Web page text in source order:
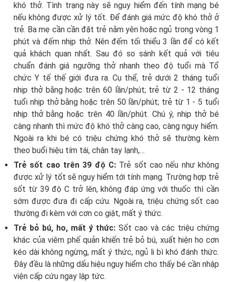
khó thở. Tình trạng này sẽ nguy hiểm đến tính mạng bé
nếu không được xử lý tốt. Để đánh giá mức độ khó thở ở
trẻ. Ba mẹ cần cần đặt trẻ nằm yên hoặc ngủ trong vòng 1
phút và đếm nhịp thở. Nên đếm tối thiểu 3 lần để có kết
quả khách quan nhất. Sau đó so sánh kết quả với tiêu
chuẩn đánh giá ngưỡng thở nhanh theo độ tuổi mà Tổ
chức Y tế thế giới đưa ra. Cụ thể, trẻ dưới 2 tháng tuổi
nhịp thở bằng hoặc trên 60 lần/phút; trẻ từ 2 - 12 tháng
tuổi nhịp thở bằng hoặc trên 50 lần/phút; trẻ từ 1 - 5 tuổi
nhịp thở bằng hoặc trên 40 lần/phút. Chú ý, nhịp thở bé
càng nhanh thì mức độ khó thở càng cao, càng nguy hiểm.
Ngoài ra khi bé có triệu chứng khó thở sẽ thường kèm
theo buổi hiệu tím tái, chân tay lạnh,…
Trẻ sốt cao trên 39 độ C: Trẻ sốt cao nếu như không
được xử lý tốt sẽ nguy hiểm tới tính mạng. Trường hợp trẻ
sốt từ 39 độ C trở lên, không đáp ứng với thuốc thì cần
sớm được đưa đi cấp cứu. Ngoài ra, triệu chứng sốt cao
thường đi kèm với cơn co giật, mất ý thức.
Trẻ bỏ bú, ho, mất ý thức: Sốt cao và các triệu chứng
khác của viêm phế quản khiến trẻ bỏ bú, xuất hiện ho cơn
kéo dài không ngừng, mất ý thức, ngủ li bì khó đánh thức.
Đây đều là những dấu hiệu nguy hiểm cho thấy bé cần nhập
viện cấp cứu ngay lập tức.